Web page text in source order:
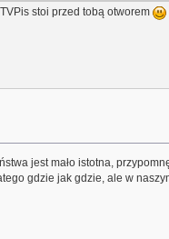
stoi przed tobą otworem
jest mało istotna,
gdzie jak gdzie, ale w